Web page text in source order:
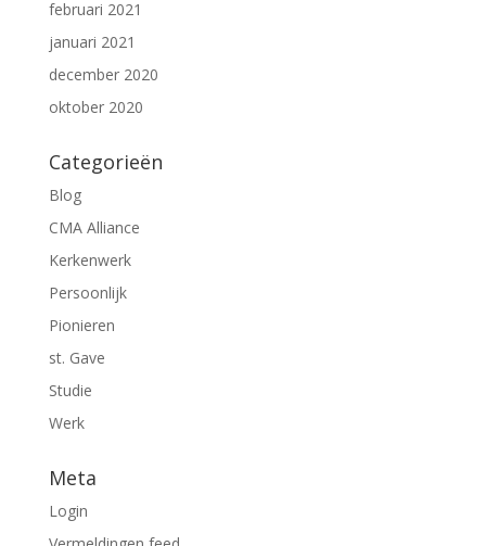
februari 2021
januari 2021
december 2020
oktober 2020
Categorieën
Blog
CMA Alliance
Kerkenwerk
Persoonlijk
Pionieren
st. Gave
Studie
Werk
Meta
Login